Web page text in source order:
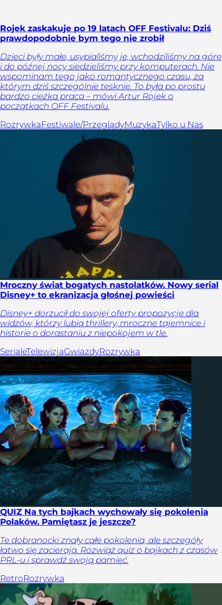
Rojek zaskakuje po 19 latach OFF Festivalu: Dziś
prawdopodobnie bym tego nie zrobił
Dzieci były małe, usypialiśmy je, wchodziliśmy na górę
i do późnej nocy siedzieliśmy przy komputerach. Nie
wspominam tego jako romantycznego czasu, za
którym dziś szczególnie tęsknię. To była po prostu
bardzo ciężka praca – mówi Artur Rojek o
początkach OFF Festivalu.
RozrywkaFestiwale/PrzeglądyMuzykaTylko u Nas
Mroczny świat bogatych nastolatków. Nowy serial
Disney+ to ekranizacja głośnej powieści
Disney+ dorzucił do swojej oferty propozycję dla
widzów, którzy lubią thrillery, mroczne tajemnice i
historie o dorastaniu z niepokojem w tle.
SerialeTelewizjaGwiazdyRozrywka
QUIZ Na tych bajkach wychowały się pokolenia
Polaków. Pamiętasz je jeszcze?
Te dobranocki znały całe pokolenia, ale szczegóły
łatwo się zacierają. Rozwiąż quiz o bajkach z czasów
PRL-u i sprawdź swoją pamięć.
RetroRozrywka